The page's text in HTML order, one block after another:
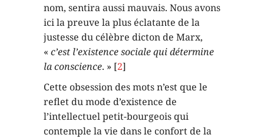
nom, sentira aussi mauvais. Nous avons
ici la preuve la plus éclatante de la
justesse du célèbre dicton de Marx,
« c’est l’existence sociale qui détermine
la conscience. » [2]
Cette obsession des mots n’est que le
reflet du mode d’existence de
l’intellectuel petit-bourgeois qui
contemple la vie dans le confort de la